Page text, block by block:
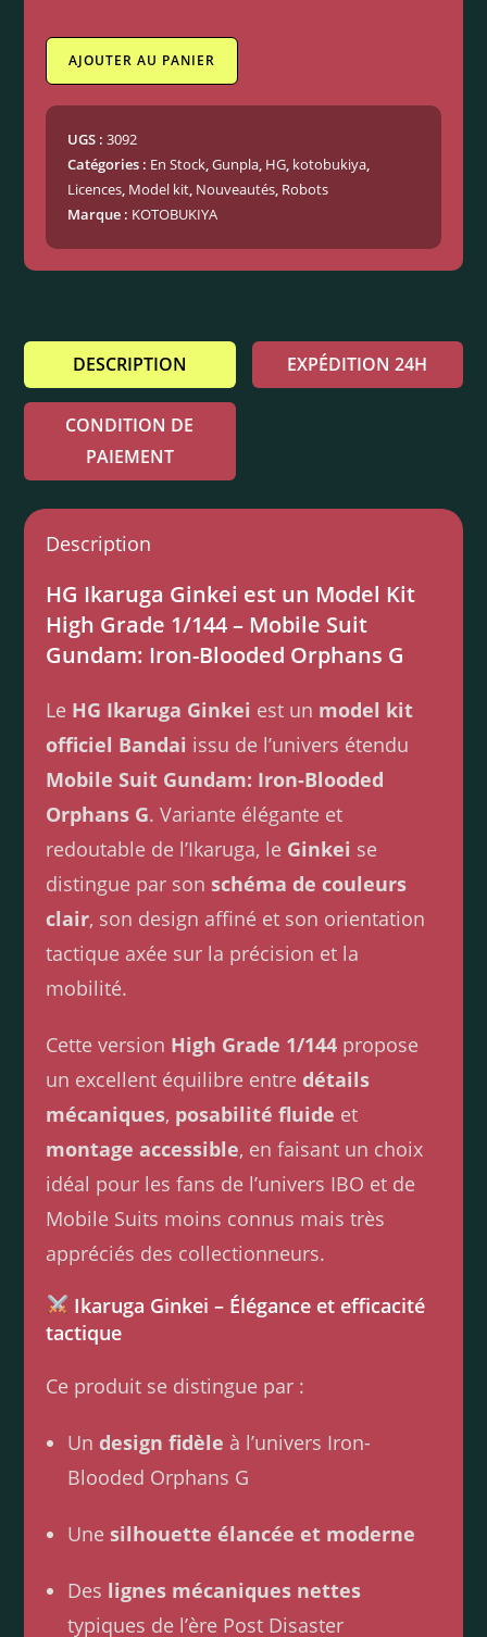
AJOUTER AU PANIER
UGS :3092
Catégories : En Stock ,Gunpla HG kotobukiya
Licences Model kit Nouveautés Robots
Marque : KOTOBUKIYA
DESCRIPTION EXPÉDITION 24H
CONDITION DE
PAIEMENT
Description
HG Ikaruga Ginkei est un Model Kit
High Grade 1/144 – Mobile Suit
Gundam: Iron-Blooded Orphans G
Le HG Ikaruga Ginkei est un model kit
officiel Bandai issu de l’univers étendu
Mobile Suit Gundam: Iron-Blooded
Orphans G. Variante élégante et
redoutable de l’Ikaruga, le Ginkei se
distingue par sonschéma de couleurs
clair, son design affiné et son orientation
tactique axée sur la précision et la
mobilité.
Cette version High Grade 1/144 propose
un excellent équilibre entredétails
mécaniques, posabilité fluide et
montage accessible, en faisant un choix
idéal pour les fans de l’univers IBO et de
Mobile Suits moins connus mais très
appréciés des collectionneurs.
Ikaruga Ginkei – Élégance et efficacité
tactique
Ce produit se distingue par :
Undesign fidèle à l’univers Iron-
Blooded Orphans G
Unesilhouette élancée et moderne
Des lignes mécaniques nettes
typiques de l’ère Post Disaster